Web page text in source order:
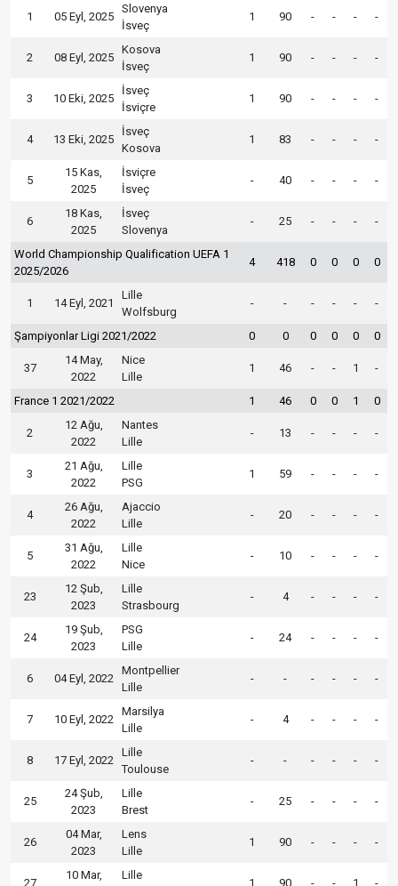
1 05 Eyl, 2025
Slovenya
İsveç
1 90 - - - -
2 08 Eyl, 2025
Kosova
İsveç
1 90 - - - -
3 10 Eki, 2025
İsveç
İsviçre
1 90 - - - -
4 13 Eki, 2025
İsveç
Kosova
1 83 - - - -
5
15 Kas,
2025
İsviçre
İsveç
- 40 - - - -
6
18 Kas,
2025
İsveç
Slovenya
- 25 - - - -
World Championship Qualification UEFA 1
2025/2026
4 418 0 0 0 0
1 14 Eyl, 2021
Lille
Wolfsburg
- - - - - -
Şampiyonlar Ligi 2021/2022 0 0 0 0 0 0
37
14 May,
2022
Nice
Lille
1 46 - - 1 -
France 1 2021/2022 1 46 0 0 1 0
2
12 Ağu,
2022
Nantes
Lille
- 13 - - - -
3
21 Ağu,
2022
Lille
PSG
1 59 - - - -
4
26 Ağu,
2022
Ajaccio
Lille
- 20 - - - -
5
31 Ağu,
2022
Lille
Nice
- 10 - - - -
23
12 Şub,
2023
Lille
Strasbourg
- 4 - - - -
24
19 Şub,
2023
PSG
Lille
- 24 - - - -
6 04 Eyl, 2022
Montpellier
Lille
- - - - - -
7 10 Eyl, 2022
Marsilya
Lille
- 4 - - - -
8 17 Eyl, 2022
Lille
Toulouse
- - - - - -
25
24 Şub,
2023
Lille
Brest
- 25 - - - -
26
04 Mar,
2023
Lens
Lille
1 90 - - - -
27
10 Mar,
Lille
1 90 - - 1 -